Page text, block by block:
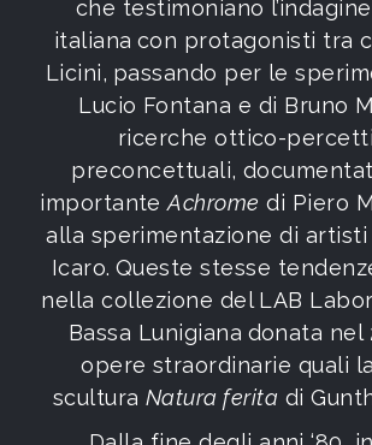
che testimoniano
italiana con protagonisti tra
Licini, passando per le
Lucio Fontana e di Bruno
ricerche ottico-
preconcettuali,
importanteAchrome di Piero
alla sperimentazione di artisti
Icaro. Queste stesse
nella collezione del LAB
Bassa Lunigiana donata nel
opere straordinarie quali
scultura Natura ferita di